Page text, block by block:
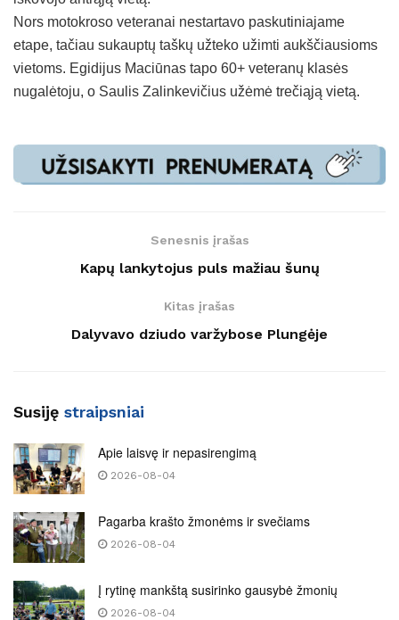
Nors motokroso veteranai nestartavo paskutiniajame
etape, tačiau sukauptų taškų užteko užimti aukščiausioms
vietoms. Egidijus Maciūnas tapo 60+ veteranų klasės
nugalėtoju, o Saulis Zalinkevičius užėmė trečiąją vietą.
Senesnis įrašas
Kapų lankytojus puls mažiau šunų
Kitas įrašas
Dalyvavo dziudo varžybose Plungėje
Susiję straipsniai
Apie laisvę ir nepasirengimą
2026-08-04
Pagarba krašto žmonėms ir svečiams
2026-08-04
Į rytinę mankštą susirinko gausybė žmonių
2026-08-04